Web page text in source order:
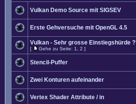
Vulkan Demo Source mit SIGSEV
Erste Gehversuche mit OpenGL 4.5
Vulkan - Sehr grosse Einstiegshürde ?
[ Gehe zu Seite: 1 2 ]
Stencil-Puffer
Zwei Konturen aufeinander
Vertex Shader Attribute / in